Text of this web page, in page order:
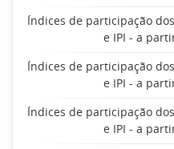
Índices de participação
e IPI - a
Índices de participação
e IPI - a
Índices de participação
e IPI - a